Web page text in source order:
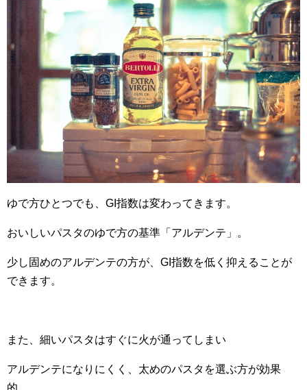
ゆで方ひとつでも、GI指数は変わってきます。
おいしいパスタのゆで方の基準「アルデンテ」。
少し固めのアルデンテの方が、GI指数を低く抑えることが
できます。
また、細いパスタはすぐに火が通ってしまい
アルデンテになりにくく、太めのパスタを選ぶ方が効果